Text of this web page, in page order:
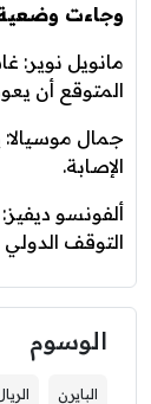
وجاءت وضعية
مانويل نوير:
المتوقع أن
جمال موسيالا:
الإصابة.
ألفونسو
التوقف
الوسوم
البايرن